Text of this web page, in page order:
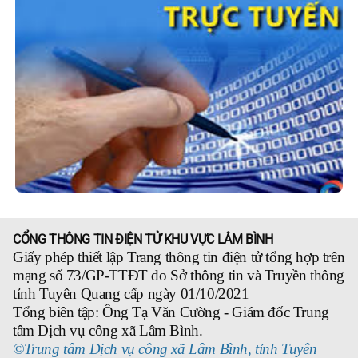
CỔNG THÔNG TIN ĐIỆN TỬ KHU VỰC LÂM BÌNH
Giấy phép thiết lập Trang thông tin điện tử tổng hợp trên
mạng số 73/GP-TTĐT do Sở thông tin và Truyền thông
tỉnh Tuyên Quang cấp ngày 01/10/2021
Tổng biên tập: Ông Tạ Văn Cường - Giám đốc Trung
tâm Dịch vụ công xã Lâm Bình.
©Trung tâm Dịch vụ công xã Lâm Bình, tỉnh Tuyên